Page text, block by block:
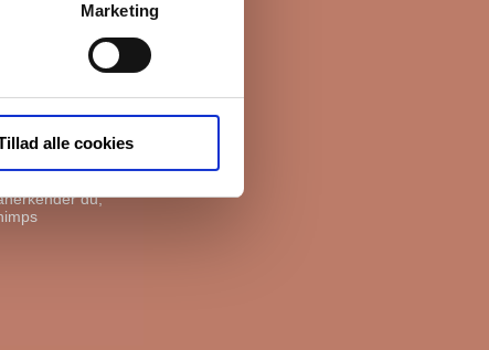
Marketing
alle cookies
boliger. Før vi
her.
du,